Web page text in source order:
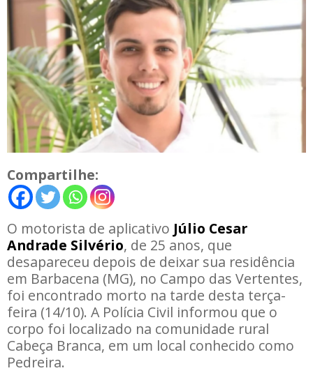
Compartilhe:
O motorista de aplicativo Júlio Cesar
Andrade Silvério, de 25 anos, que
desapareceu depois de deixar sua residência
em Barbacena (MG), no Campo das Vertentes,
foi encontrado morto na tarde desta terça-
feira (14/10). A Polícia Civil informou que o
corpo foi localizado na comunidade rural
Cabeça Branca, em um local conhecido como
Pedreira.